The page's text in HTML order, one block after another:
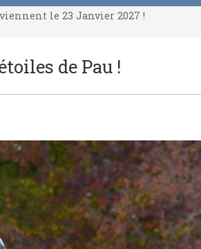
le 23 Janvier 2027 !
de Pau !